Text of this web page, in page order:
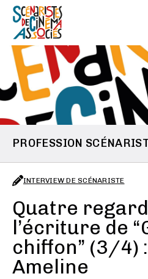
PROFESSION
INTERVIEW DE SCÉNARISTE
Quatre
l’écriture de
chiffon” (3/4)
Ameline